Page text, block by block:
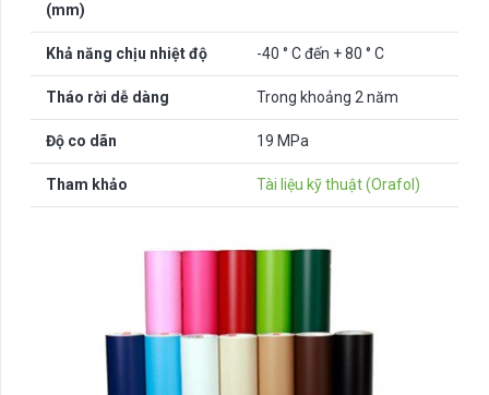
(mm)
Khả năng chịu nhiệt độ -40 ° C đến + 80 ° C
Tháo rời dễ dàng Trong khoảng 2 năm
Độ co dãn 19 MPa
Tham khảo Tài liệu kỹ thuật (Orafol)